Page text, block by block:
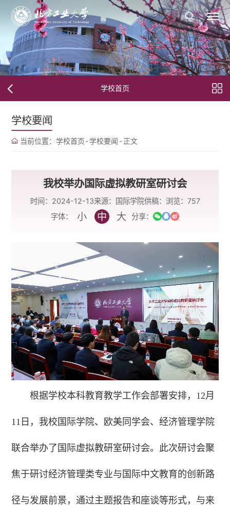
学校首页
学校要闻
当前位置： 学校首页-学校要闻 -正文
我校举办国际虚拟教研室研讨会
时间：2024-12-13来源：国际学院供稿： 浏览： 757
字体：
小 中 大 分享：
根据学校本科教育教学工作会部署安排，12月
11日，我校国际学院、欧美同学会、经济管理学院
联合举办了国际虚拟教研室研讨会。此次研讨会聚
焦于研讨经济管理类专业与国际中文教育的创新路
径与发展前景，通过主题报告和座谈等形式，与来